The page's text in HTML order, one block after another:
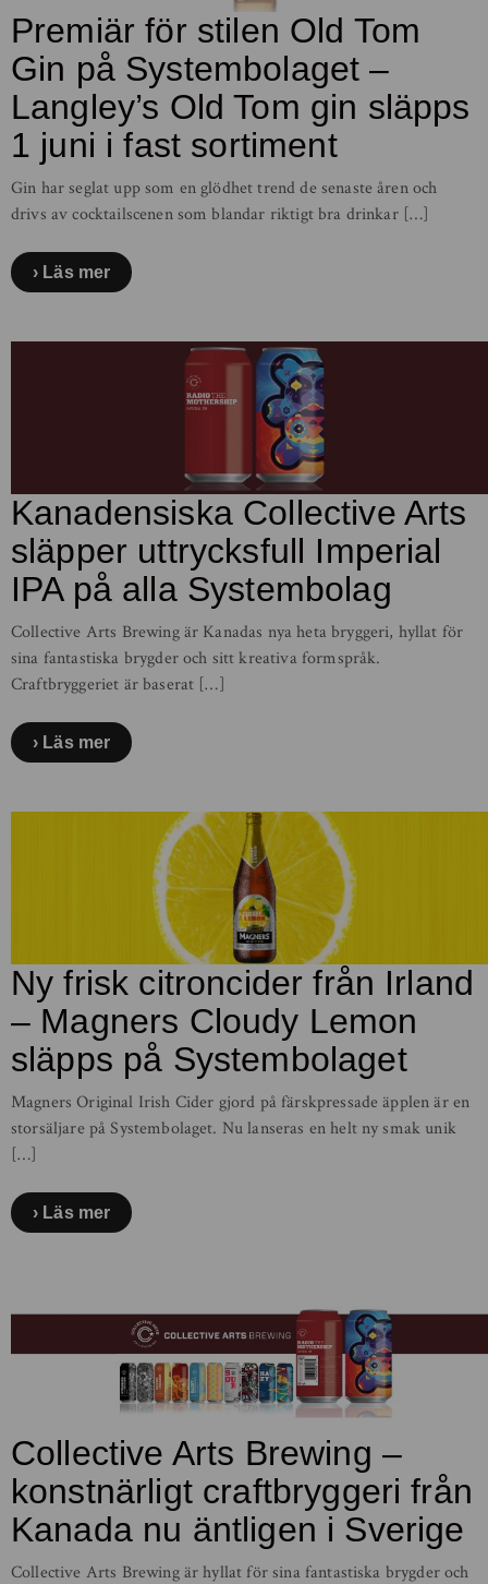
Premiär för stilen Old Tom
Gin på Systembolaget –
Langley’s Old Tom gin släpps
1 juni i fast sortiment
Gin har seglat upp som en glödhet trend de senaste åren och
drivs av cocktailscenen som blandar riktigt bra drinkar […]
Läs mer
Kanadensiska Collective Arts
släpper uttrycksfull Imperial
IPA på alla Systembolag
Collective Arts Brewing är Kanadas nya heta bryggeri, hyllat för
sina fantastiska brygder och sitt kreativa formspråk.
Craftbryggeriet är baserat […]
Läs mer
Ny frisk citroncider från Irland
– Magners Cloudy Lemon
släpps på Systembolaget
Magners Original Irish Cider gjord på färskpressade äpplen är en
storsäljare på Systembolaget. Nu lanseras en helt ny smak unik
[…]
Läs mer
Collective Arts Brewing –
konstnärligt craftbryggeri från
Kanada nu äntligen i Sverige
Collective Arts Brewing är hyllat för sina fantastiska brygder och